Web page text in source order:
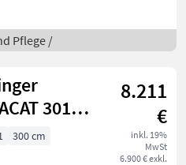
Drillmaschinen
Pflege /
301
-MOTION
8.211
€
inkl. 19%
MwSt
6.900 € exkl.
300 cm